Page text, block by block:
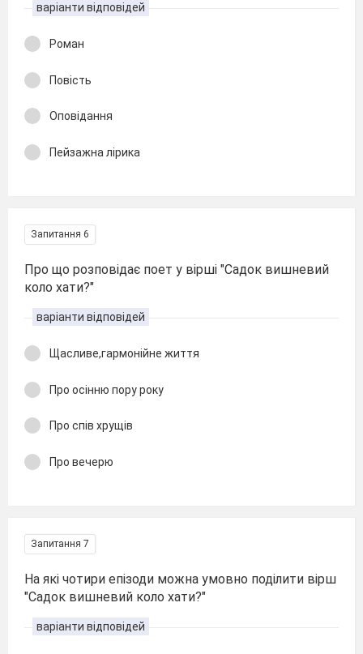
варіанти відповідей
Роман
Повість
Оповідання
Пейзажна лірика
Запитання 6
Про що розповідає поет у вірші "Садок вишневий
коло хати?"
варіанти відповідей
Щасливе,гармонійне життя
Про осінню пору року
Про спів хрущів
Про вечерю
Запитання 7
На які чотири епізоди можна умовно поділити вірш
"Садок вишневий коло хати?"
варіанти відповідей